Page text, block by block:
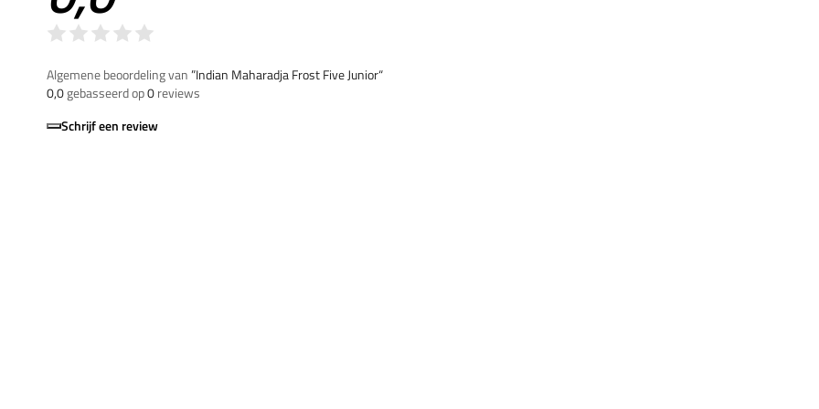
Algemene beoordeling van”Indian Maharadja Frost Five Junior“
0,0gebasseerd op0reviews
Schrijf een review